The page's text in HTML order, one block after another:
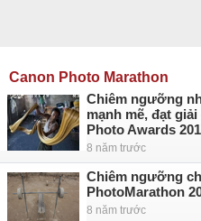
Canon Photo Marathon
Chiêm ngưỡng
mạnh mẽ, đạt
Photo Awards
8 năm trước
Chiêm ngưỡng
PhotoMarathon
8 năm trước